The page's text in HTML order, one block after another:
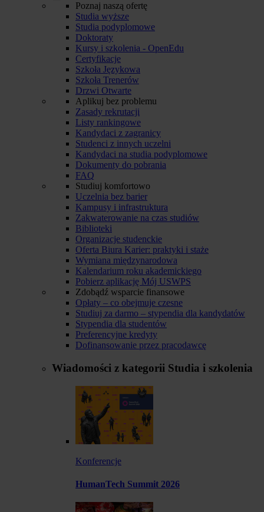
Poznaj naszą ofertę
Studia wyższe
Studia podyplomowe
Doktoraty
Kursy i szkolenia - OpenEdu
Certyfikacje
Szkoła Językowa
Szkoła Trenerów
Drzwi Otwarte
Aplikuj bez problemu
Zasady rekrutacji
Listy rankingowe
Kandydaci z zagranicy
Studenci z innych uczelni
Kandydaci na studia podyplomowe
Dokumenty do pobrania
FAQ
Studiuj komfortowo
Uczelnia bez barier
Kampusy i infrastruktura
Zakwaterowanie na czas studiów
Biblioteki
Organizacje studenckie
Oferta Biura Karier: praktyki i staże
Wymiana międzynarodowa
Kalendarium roku akademickiego
Pobierz aplikację Mój USWPS
Zdobądź wsparcie finansowe
Opłaty – co obejmuje czesne
Studiuj za darmo – stypendia dla kandydatów
Stypendia dla studentów
Preferencyjne kredyty
Dofinansowanie przez pracodawcę
Wiadomości z kategorii Studia i szkolenia
Konferencje
HumanTech Summit 2026